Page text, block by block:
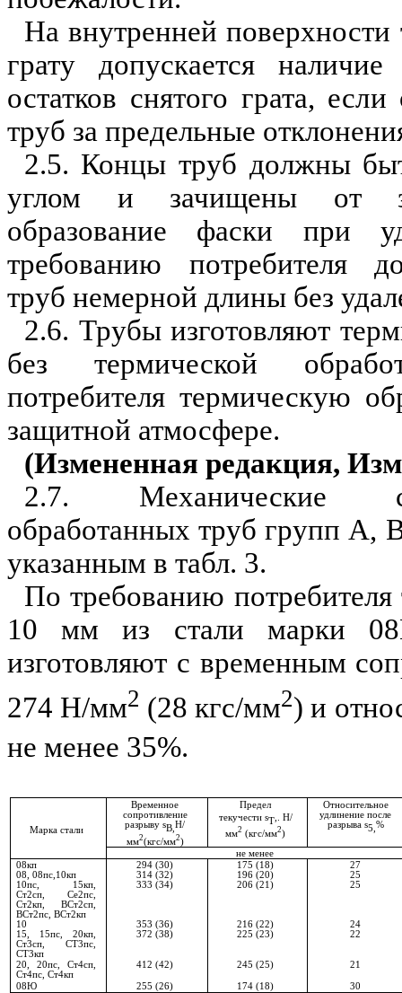
На внутренней
грату допускается
остатков снятого грата, если
труб за предельные
2.5. Концы труб должны
углом и зачищены от
образование фаски при
требованию потребителя
труб немерной длины без
2.6. Трубы изготовляют
без термической о
потребителя термическую
защитной атмосфере.
(Измененная редакция, Изм
2.7. Механические
обработанных труб групп А,
указанным в табл. 3.
По требованию
10 мм из стали марки
изготовляют с временным
274 Н/мм2 (28кгс/мм2) и
не менее 35%.
Марка стали
Временное
сопротивление
разрывуsВ,H/
мм2(кгс/мм2)
Предел
текучести sТ,.
Н/
мм2 (кгс/мм2)
Относительное
удлинение после
разрыва s5, %
не менее
08кп
294 (30) 175 (18)
27
08, 08пс,10кп
314 (32) 196 (20)
25
10пс, 15кп,
Ст2сп, Се2пс,
Ст2кп, ВСт2сп,
ВСт2пс, ВСт2кп
333 (34) 206 (21) 25
10 353 (36) 216 (22)
24
15, 15пс, 20кп,
Ст3сп, СТ3пс,
СТ3кп
372 (38) 225 (23) 22
20, 20пс, Ст4сп,
Ст4пс, Ст4кп
412 (42) 245 (25) 21
08Ю 255 (26) 174 (18) 30